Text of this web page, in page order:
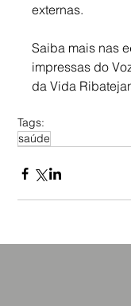
externas.
Saiba mais nas
impressas do
da Vida
Tags:
saúde